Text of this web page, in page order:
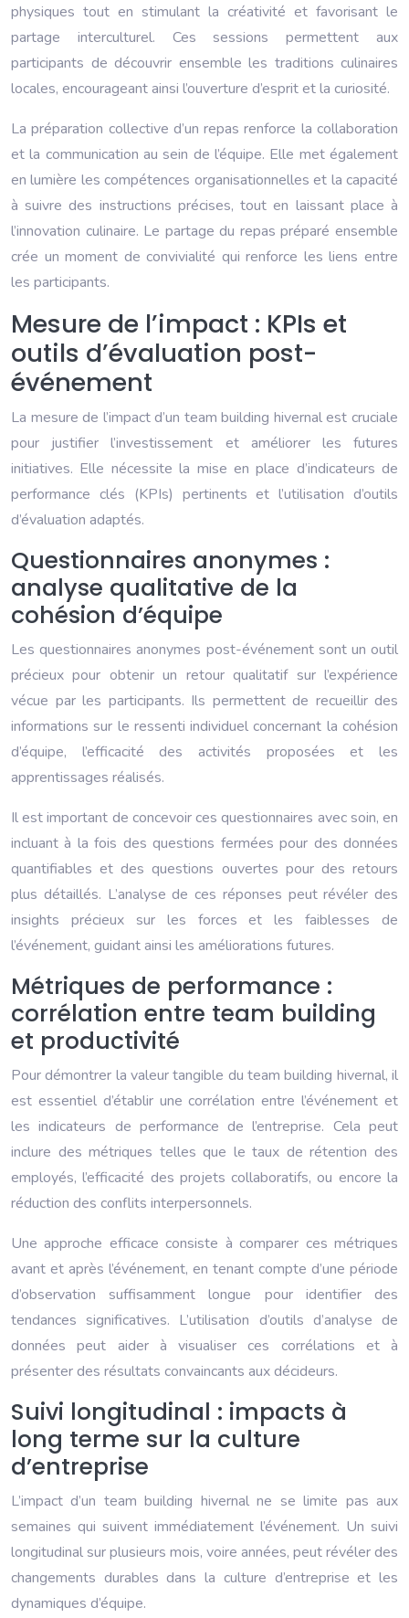
physiques tout en stimulant la créativité et favorisant le
partage interculturel. Ces sessions permettent aux
participants de découvrir ensemble les traditions culinaires
locales, encourageant ainsi l’ouverture d’esprit et la curiosité.
La préparation collective d’un repas renforce la collaboration
et la communication au sein de l’équipe. Elle met également
en lumière les compétences organisationnelles et la capacité
à suivre des instructions précises, tout en laissant place à
l’innovation culinaire. Le partage du repas préparé ensemble
crée un moment de convivialité qui renforce les liens entre
les participants.
Mesure de l’impact : KPIs et
outils d’évaluation post-
événement
La mesure de l’impact d’un team building hivernal est cruciale
pour justifier l’investissement et améliorer les futures
initiatives. Elle nécessite la mise en place d’indicateurs de
performance clés (KPIs) pertinents et l’utilisation d’outils
d’évaluation adaptés.
Questionnaires anonymes :
analyse qualitative de la
cohésion d’équipe
Les questionnaires anonymes post-événement sont un outil
précieux pour obtenir un retour qualitatif sur l’expérience
vécue par les participants. Ils permettent de recueillir des
informations sur le ressenti individuel concernant la cohésion
d’équipe, l’efficacité des activités proposées et les
apprentissages réalisés.
Il est important de concevoir ces questionnaires avec soin, en
incluant à la fois des questions fermées pour des données
quantifiables et des questions ouvertes pour des retours
plus détaillés. L’analyse de ces réponses peut révéler des
insights précieux sur les forces et les faiblesses de
l’événement, guidant ainsi les améliorations futures.
Métriques de performance :
corrélation entre team building
et productivité
Pour démontrer la valeur tangible du team building hivernal, il
est essentiel d’établir une corrélation entre l’événement et
les indicateurs de performance de l’entreprise. Cela peut
inclure des métriques telles que le taux de rétention des
employés, l’efficacité des projets collaboratifs, ou encore la
réduction des conflits interpersonnels.
Une approche efficace consiste à comparer ces métriques
avant et après l’événement, en tenant compte d’une période
d’observation suffisamment longue pour identifier des
tendances significatives. L’utilisation d’outils d’analyse de
données peut aider à visualiser ces corrélations et à
présenter des résultats convaincants aux décideurs.
Suivi longitudinal : impacts à
long terme sur la culture
d’entreprise
L’impact d’un team building hivernal ne se limite pas aux
semaines qui suivent immédiatement l’événement. Un suivi
longitudinal sur plusieurs mois, voire années, peut révéler des
changements durables dans la culture d’entreprise et les
dynamiques d’équipe.